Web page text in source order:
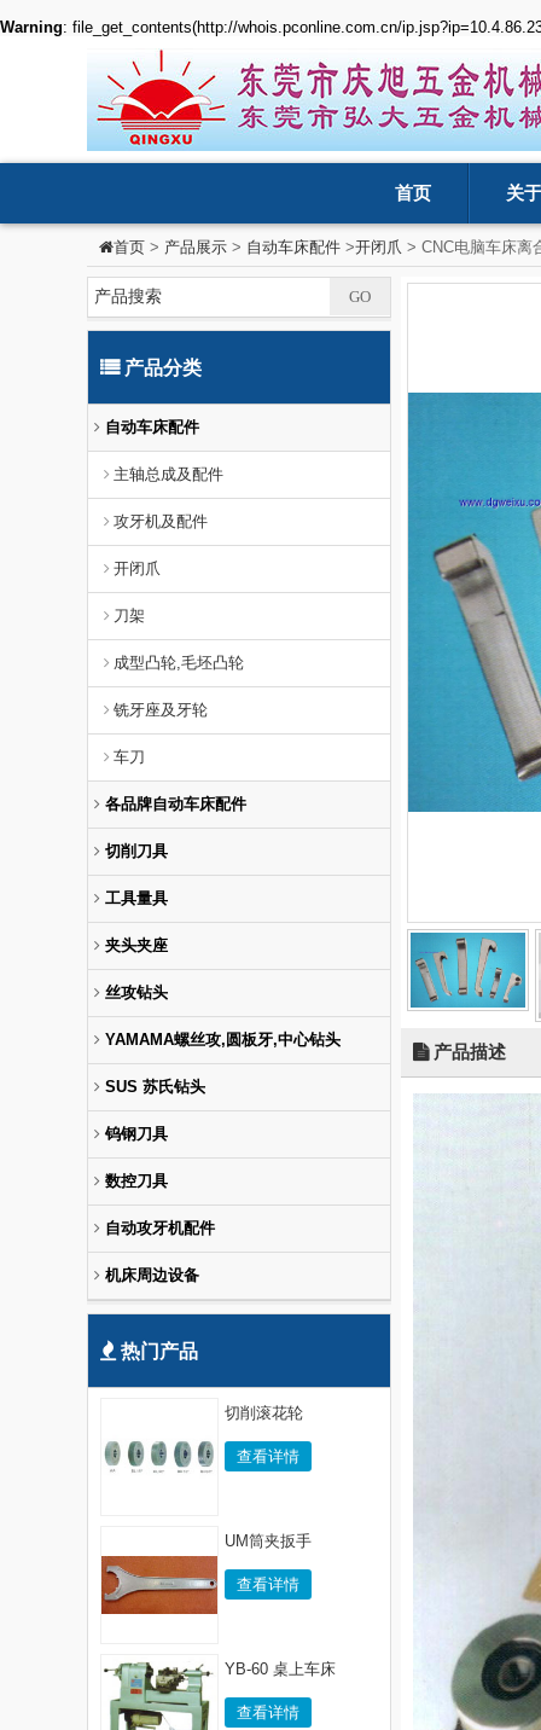
Warning: file_get_contents(http://whois.pconline.com.cn/
首页 关
首页 > 产品展示 > 自动车床配件 >开闭爪 > CNC电脑车床离
产品描述
产品分类
自动车床配件
主轴总成及配件
攻牙机及配件
开闭爪
刀架
成型凸轮,毛坯凸轮
铣牙座及牙轮
车刀
各品牌自动车床配件
切削刀具
工具量具
夹头夹座
丝攻钻头
YAMAMA螺丝攻,圆板牙,中心钻头
SUS 苏氏钻头
钨钢刀具
数控刀具
自动攻牙机配件
机床周边设备
热门产品
切削滚花轮
查看详情
UM筒夹扳手
查看详情
YB-60 桌上车床
查看详情